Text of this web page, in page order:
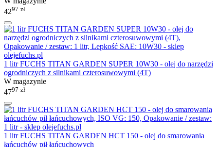
4297 zł
1 litr FUCHS TITAN GARDEN SUPER 10W30 - olej do narzędzi
ogrodniczych z silnikami czterosuwowymi (4T)
W magazynie
4797 zł
1 litr FUCHS TITAN GARDEN HCT 150 - olej do smarowania
łańcuchów pił łańcuchowych